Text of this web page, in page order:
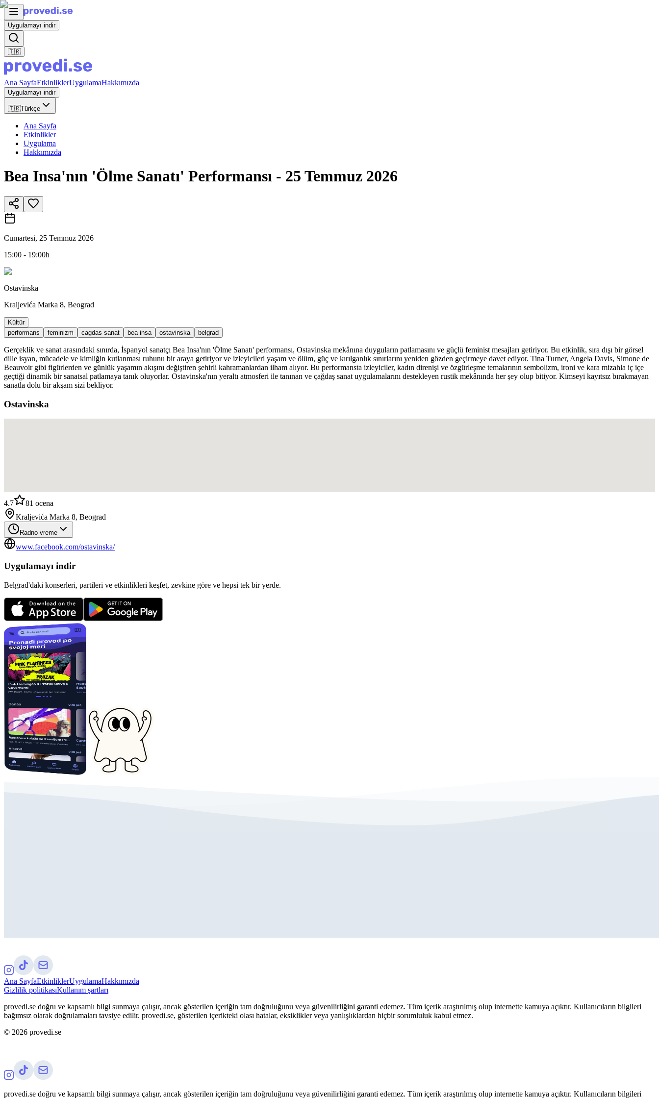
Uygulamayı indir
🇹🇷
Ana SayfaEtkinliklerUygulamaHakkımızda
Uygulamayı indir
🇹🇷Türkçe
Ana Sayfa
Etkinlikler
Uygulama
Hakkımızda
Bea Insa'nın 'Ölme Sanatı' Performansı - 25 Temmuz 2026
Cumartesi, 25 Temmuz 2026
15:00 - 19:00h
Ostavinska
Kraljevića Marka 8, Beograd
Kültür
performans
feminizm cagdas sanat bea insa ostavinska belgrad
Gerçeklik ve sanat arasındaki sınırda, İspanyol sanatçı Bea Insa'nın 'Ölme Sanatı' performansı, Ostavinska mekânına duyguların patlamasını ve güçlü feminist mesajları getiriyor. Bu etkinlik, sıra dışı bir görsel
dille isyan, mücadele ve kimliğin kutlanması ruhunu bir araya getiriyor ve izleyicileri yaşam ve ölüm, güç ve kırılganlık sınırlarını yeniden gözden geçirmeye davet ediyor. Tina Turner, Angela Davis, Simone de
Beauvoir gibi figürlerden ve günlük yaşamın akışını değiştiren şehirli kahramanlardan ilham alıyor. Bu performansta izleyiciler, kadın direnişi ve özgürleşme temalarının sembolizm, ironi ve kara mizahla iç içe
geçtiği dinamik bir sanatsal patlamaya tanık oluyorlar. Ostavinska'nın yeraltı atmosferi ile tanınan ve çağdaş sanat uygulamalarını destekleyen rustik mekânında her şey olup bitiyor. Kimseyi kayıtsız bırakmayan
sanatla dolu bir akşam sizi bekliyor.
Ostavinska
4.7 81 ocena
Kraljevića Marka 8, Beograd
Radno vreme
www.facebook.com/ostavinska/
Uygulamayı indir
Belgrad'daki konserleri, partileri ve etkinlikleri keşfet, zevkine göre ve hepsi tek bir yerde.
Ana SayfaEtkinliklerUygulamaHakkımızda
Gizlilik politikasıKullanım şartları
provedi.se doğru ve kapsamlı bilgi sunmaya çalışır, ancak gösterilen içeriğin tam doğruluğunu veya güvenilirliğini garanti edemez. Tüm içerik araştırılmış olup internette kamuya açıktır. Kullanıcıların bilgileri
bağımsız olarak doğrulamaları tavsiye edilir. provedi.se, gösterilen içerikteki olası hatalar, eksiklikler veya yanlışlıklardan hiçbir sorumluluk kabul etmez.
© 2026 provedi.se
provedi.se doğru ve kapsamlı bilgi sunmaya çalışır, ancak gösterilen içeriğin tam doğruluğunu veya güvenilirliğini garanti edemez. Tüm içerik araştırılmış olup internette kamuya açıktır. Kullanıcıların bilgileri